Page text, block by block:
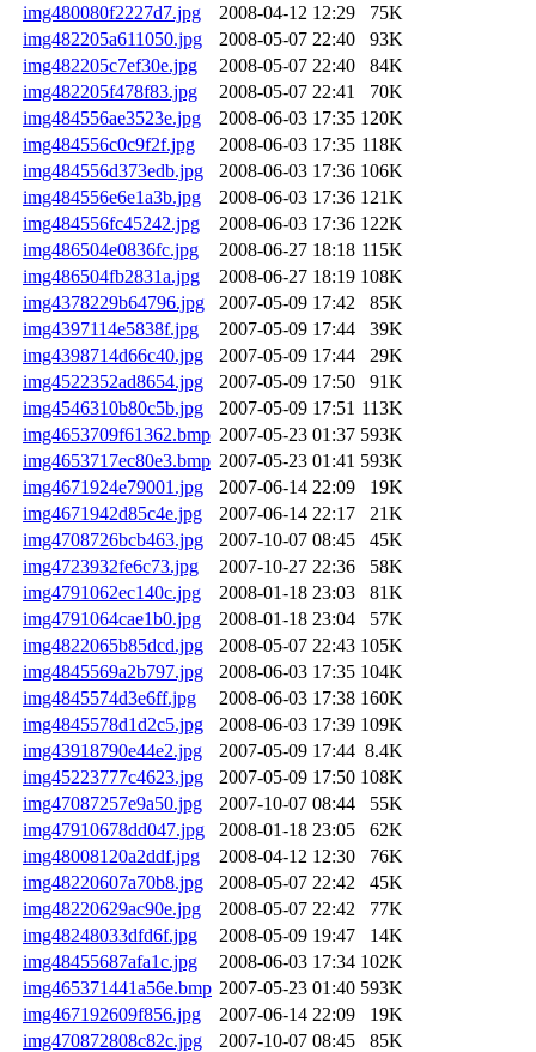
img480080f2227d7.jpg
2008-04-12 12:29
75K
img482205a611050.jpg
2008-05-07 22:40
93K
img482205c7ef30e.jpg
2008-05-07 22:40
84K
img482205f478f83.jpg
2008-05-07 22:41
70K
img484556ae3523e.jpg
2008-06-03 17:35 120K
img484556c0c9f2f.jpg
2008-06-03 17:35 118K
img484556d373edb.jpg
2008-06-03 17:36 106K
img484556e6e1a3b.jpg
2008-06-03 17:36 121K
img484556fc45242.jpg
2008-06-03 17:36 122K
img486504e0836fc.jpg
2008-06-27 18:18 115K
img486504fb2831a.jpg
2008-06-27 18:19 108K
img4378229b64796.jpg
2007-05-09 17:42
85K
img4397114e5838f.jpg
2007-05-09 17:44
39K
img4398714d66c40.jpg
2007-05-09 17:44
29K
img4522352ad8654.jpg
2007-05-09 17:50
91K
img4546310b80c5b.jpg
2007-05-09 17:51 113K
img4653709f61362.bmp 2007-05-23 01:37 593K
img4653717ec80e3.bmp 2007-05-23 01:41 593K
img4671924e79001.jpg
2007-06-14 22:09
19K
img4671942d85c4e.jpg
2007-06-14 22:17
21K
img4708726bcb463.jpg
2007-10-07 08:45
45K
img4723932fe6c73.jpg
2007-10-27 22:36
58K
img4791062ec140c.jpg
2008-01-18 23:03
81K
img4791064cae1b0.jpg
2008-01-18 23:04
57K
img4822065b85dcd.jpg
2008-05-07 22:43 105K
img4845569a2b797.jpg
2008-06-03 17:35 104K
img4845574d3e6ff.jpg
2008-06-03 17:38 160K
img4845578d1d2c5.jpg
2008-06-03 17:39 109K
img43918790e44e2.jpg
2007-05-09 17:44 8.4K
img45223777c4623.jpg
2007-05-09 17:50 108K
img47087257e9a50.jpg
2007-10-07 08:44
55K
img47910678dd047.jpg
2008-01-18 23:05
62K
img48008120a2ddf.jpg
2008-04-12 12:30
76K
img48220607a70b8.jpg
2008-05-07 22:42
45K
img48220629ac90e.jpg
2008-05-07 22:42
77K
img48248033dfd6f.jpg
2008-05-09 19:47
14K
img48455687afa1c.jpg
2008-06-03 17:34 102K
img465371441a56e.bmp 2007-05-23 01:40 593K
img467192609f856.jpg
2007-06-14 22:09
19K
img470872808c82c.jpg
2007-10-07 08:45
85K